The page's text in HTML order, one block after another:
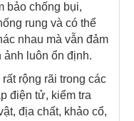
bảo chống bụi,
rung và có thể
nhau mà vẫn đảm
luôn ổn định.
rộng rãi trong các
điện tử, kiểm tra
địa chất, khảo cổ,